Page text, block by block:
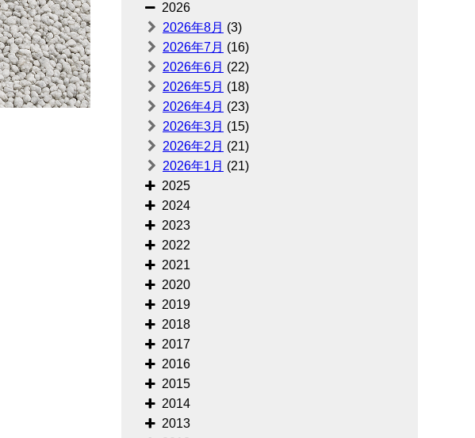
2026
2026年8月 (3)
2026年7月 (16)
2026年6月 (22)
2026年5月 (18)
2026年4月 (23)
2026年3月 (15)
2026年2月 (21)
2026年1月 (21)
2025
2024
2023
2022
2021
2020
2019
2018
2017
2016
2015
2014
2013